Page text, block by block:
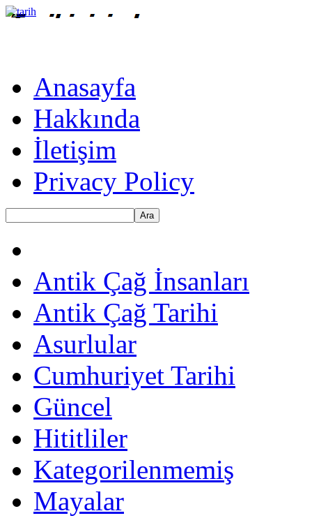
Anasayfa
Hakkında
İletişim
Privacy Policy
Ara
Antik Çağ İnsanları
Antik Çağ Tarihi
Asurlular
Cumhuriyet Tarihi
Güncel
Hititliler
Kategorilenmemiş
Mayalar